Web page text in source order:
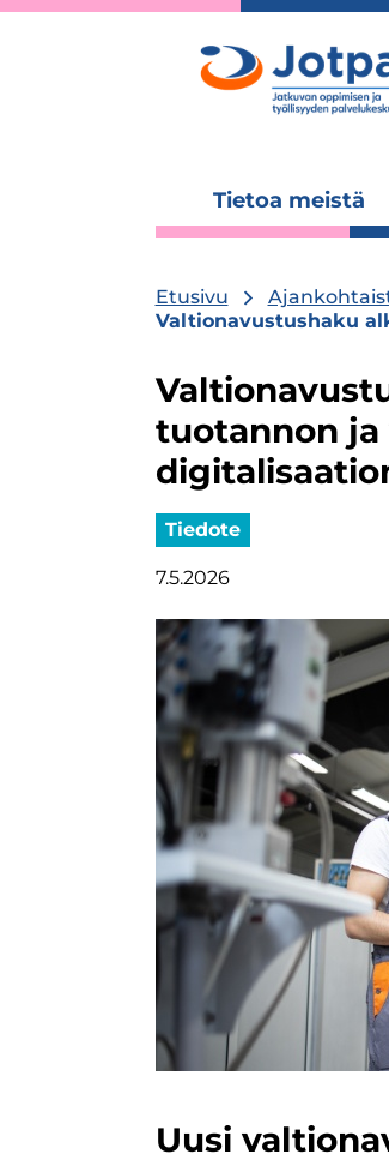
Tietoa meistä
Etusivu
Valtionavustushaku
tuotannon ja
Tiedote
7.5.2026
Uusi